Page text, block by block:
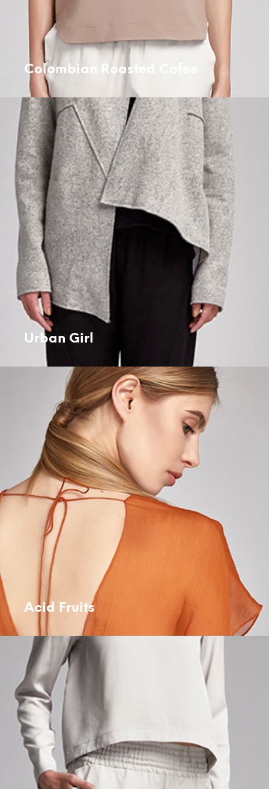
Colombian Roasted Cofee
Urban Girl
Acid Fruits